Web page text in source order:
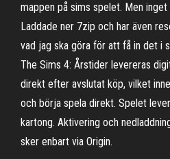
mappen på sims spelet. Men
Laddade ner 7zip och har även
vad jag ska göra för att få in det i
The Sims 4: Årstider levereras
direkt efter avslutat köp, vilket
och börja spela direkt. Spelet
kartong. Aktivering och
sker enbart via Origin.